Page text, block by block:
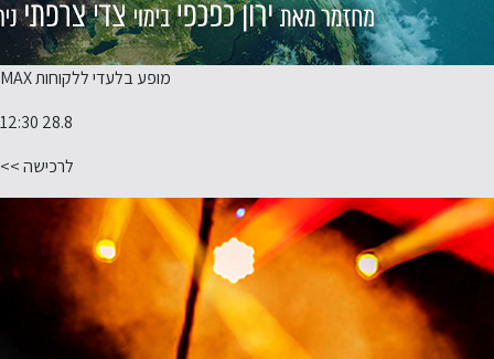
מופע בלעדי ללקוחות MAX
28.8 12:30
לרכישה >>